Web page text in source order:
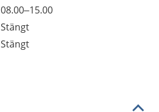
08.00–15.00
Stängt
Stängt